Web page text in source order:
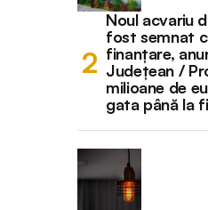
Noul acvariu
fost semnat
finanțare,
Județean /
milioane de
gata până la